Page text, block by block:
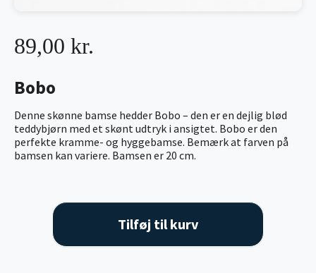
Bobo
Denne skønne bamse hedder Bobo – den er en dejlig blød
teddybjørn med et skønt udtryk i ansigtet. Bobo er den
perfekte kramme- og hyggebamse. Bemærk at farven på
bamsen kan variere. Bamsen er 20 cm.
89,00 kr.
Tilføj til kurv